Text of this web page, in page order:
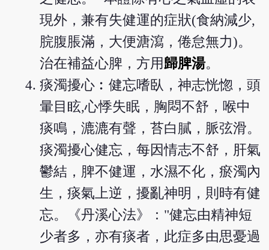
現外，兼有失健運的症狀(食納減少,
脘腹脹滿，大便溏瀉，倦怠無力)。
治在補益心脾，方用歸脾湯。
痰濁擾心︰健忘嗜臥，神志恍惚，頭
暈目眩,心悸失眠，胸悶不舒，喉中
痰鳴，漉漉有聲，苔白膩，脈弦滑。
痰濁擾心健忘，每因情志不舒，肝氣
鬱結，脾不健運，水濕不化，瘀濁內
生，痰氣上逆，擾亂神明，則時有健
忘。《丹溪心法》："健忘由精神短
少者多，亦有痰者，此症多由思憂過